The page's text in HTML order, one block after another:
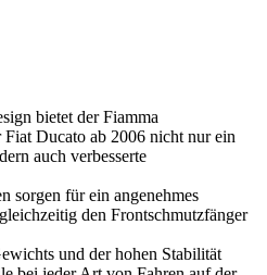
bietet der Fiamma
Ducato ab 2006 nicht nur ein
auch verbesserte
sorgen für ein angenehmes
den Frontschmutzfänger
und der hohen Stabilität